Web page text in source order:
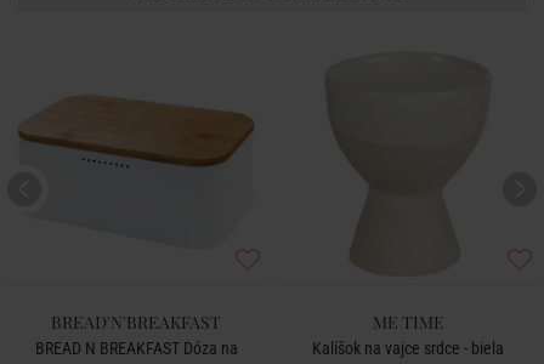
BREAD'N'BREAKFAST
BREAD N BREAKFAST Dóza na
ME TIME
Kalíšok na vajce srdce - biela